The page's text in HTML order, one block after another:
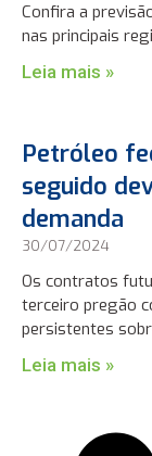
Confira a
nas principais
Leia mais »
Petróleo
seguido
demanda
30/07/2024
Os contratos
terceiro pregão
persistentes
Leia mais »